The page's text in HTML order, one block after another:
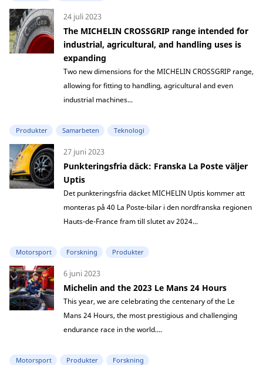
24 juli 2023
The MICHELIN CROSSGRIP range intended for
industrial, agricultural, and handling uses is
expanding
Two new dimensions for the MICHELIN CROSSGRIP range,
allowing for fitting to handling, agricultural and even
industrial machines...
Produkter Samarbeten Teknologi
27 juni 2023
Punkteringsfria däck: Franska La Poste väljer
Uptis
Det punkteringsfria däcket MICHELIN Uptis kommer att
monteras på 40 La Poste-bilar i den nordfranska regionen
Hauts-de-France fram till slutet av 2024...
Motorsport Forskning Produkter
6 juni 2023
Michelin and the 2023 Le Mans 24 Hours
This year, we are celebrating the centenary of the Le
Mans 24 Hours, the most prestigious and challenging
endurance race in the world....
Motorsport Produkter Forskning